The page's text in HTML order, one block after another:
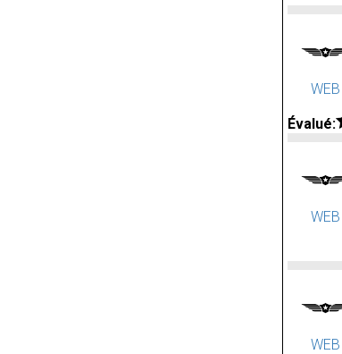
WEB
Évalué:
WEB
WEB